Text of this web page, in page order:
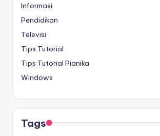
Informasi
Pendidikan
Televisi
Tips Tutorial
Tips Tutorial Pianika
Windows
Tags